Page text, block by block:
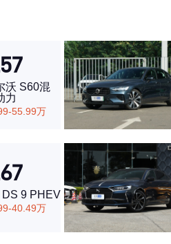
车
同级车
沃 S60混
力
55.99万
DS 9 PHEV
40.49万